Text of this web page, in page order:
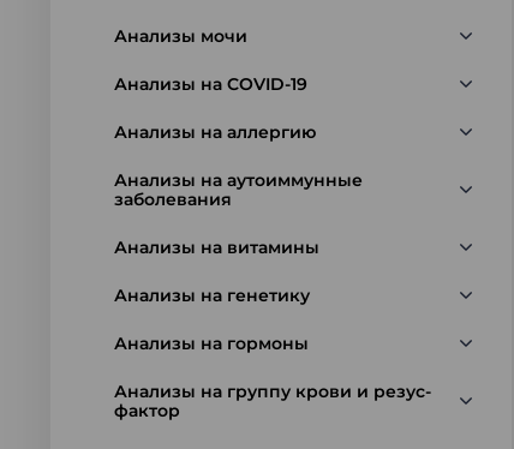
Анализы мочи
Анализы на COVID-19
Анализы на аллергию
Анализы на аутоиммунные
заболевания
Анализы на витамины
Анализы на генетику
Анализы на гормоны
Анализы на группу крови и резус-
фактор